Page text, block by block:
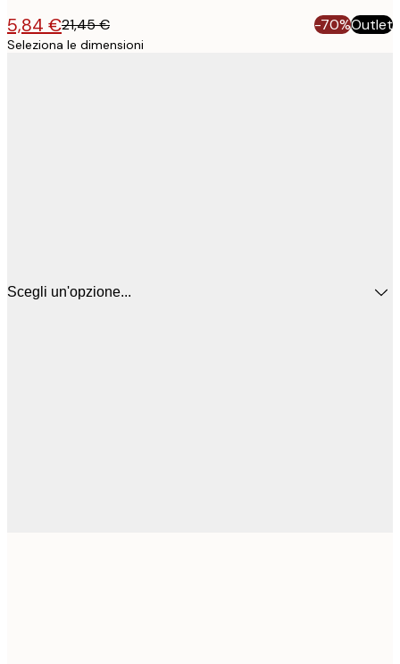
5,84 €21,45 € -70%Outlet
Seleziona le dimensioni
Scegli un'opzione...